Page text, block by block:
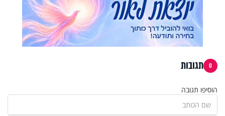
0 תגובות
הוסיפו תגובה